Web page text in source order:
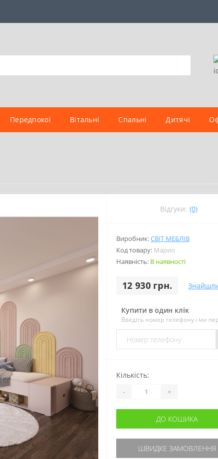
Передпокої Вітальні Спальні Дитячі
Відгуки: (0)
Виробник:СВІТ МЕБЛІВ
Код товару: Марио
Наявність: В наявності
12 930 грн.
Купити в один клік
Введіть номер телефону і ми
Кількість:
- +
ДО КОШИКА
ШВИДКЕ ЗАМОВЛЕННЯ